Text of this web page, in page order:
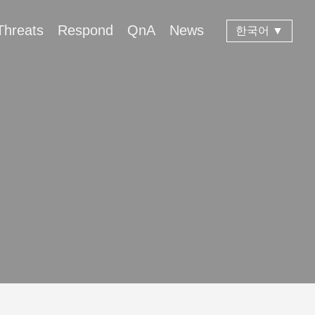
Respond QnA News 한국어 ▼